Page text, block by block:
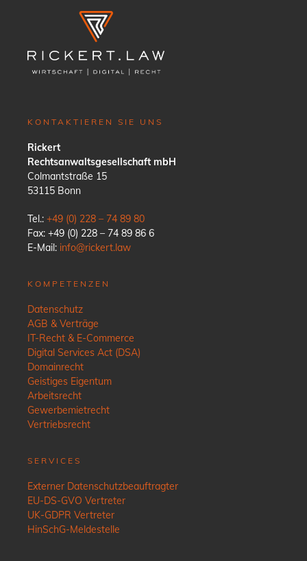
KONTAKTIEREN SIE UNS
Rickert
Rechtsanwaltsgesellschaft mbH
Colmantstraße 15
53115 Bonn
Tel.: +49 (0) 228 – 74 89 80
Fax: +49 (0) 228 – 74 89 86 6
E-Mail: info@rickert.law
KOMPETENZEN
Datenschutz
AGB & Verträge
IT-Recht & E-Commerce
Digital Services Act (DSA)
Domainrecht
Geistiges Eigentum
Arbeitsrecht
Gewerbemietrecht
Vertriebsrecht
SERVICES
Externer Datenschutzbeauftragter
EU-DS-GVO Vertreter
UK-GDPR Vertreter
HinSchG-Meldestelle